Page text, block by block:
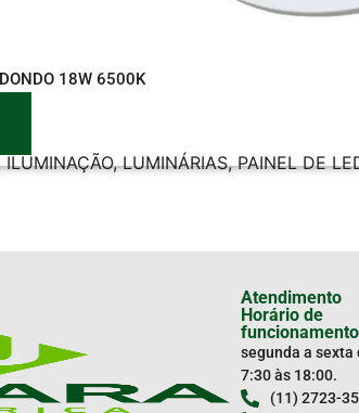
18W 6500K
ILUMINAÇÃO,LUMINÁRIAS,PAINEL DE
Atendimento
Horário de
funcionamento
segunda a sexta
7:30 às 18:00.
(11) 2723-